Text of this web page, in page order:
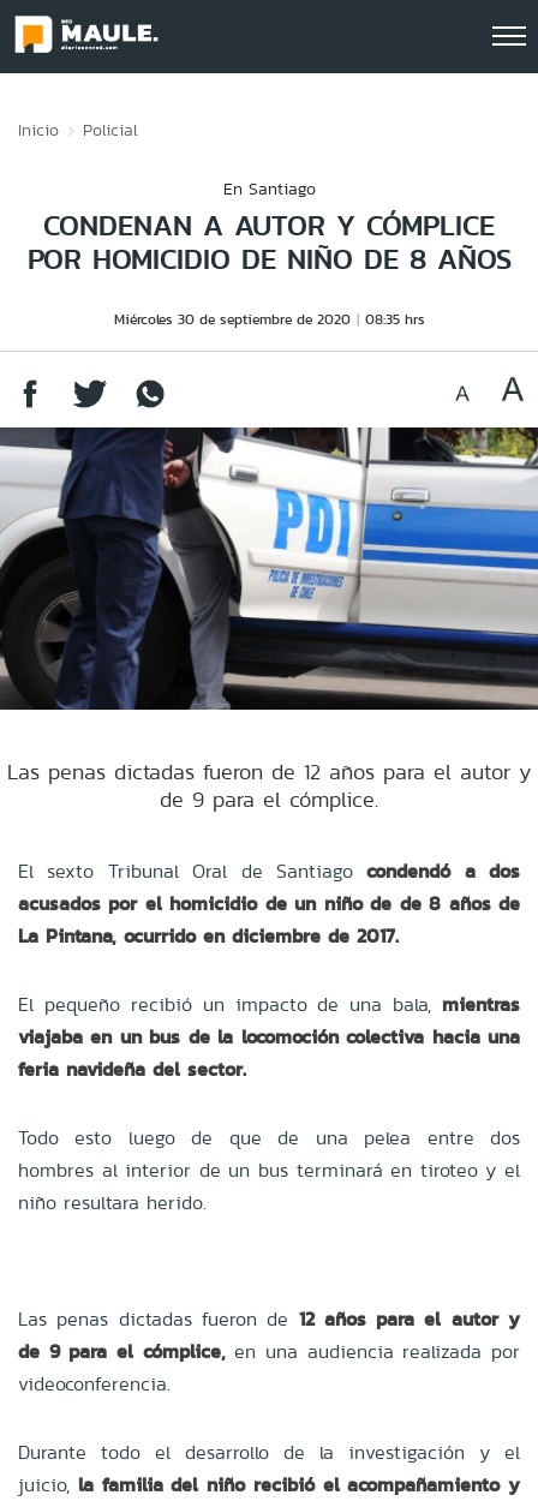
Inicio Policial
En Santiago
CONDENAN A AUTOR Y CÓMPLICE
POR HOMICIDIO DE NIÑO DE 8 AÑOS
Miércoles 30 de septiembre de 2020 08:35 hrs
Las penas dictadas fueron de 12 años para el autor y
de 9 para el cómplice.
El sexto Tribunal Oral de Santiagocondendó a dos
acusados por el homicidio de un niño de de 8 años de
La Pintana, ocurrido en diciembre de 2017.
El pequeño recibió un impacto de una bala, mientras
viajaba en un bus de la locomoción colectiva hacia una
feria navideña del sector.
Todo esto luego de que de una pelea entre dos
hombres al interior de un bus terminará en tiroteo y el
niño resultara herido.
Las penas dictadas fueron de 12 años para el autor y
de 9 para el cómplice,en una audiencia realizada por
videoconferencia.
Durante todo el desarrollo de la investigación y el
juicio, la familia del niño recibió el acompañamiento y